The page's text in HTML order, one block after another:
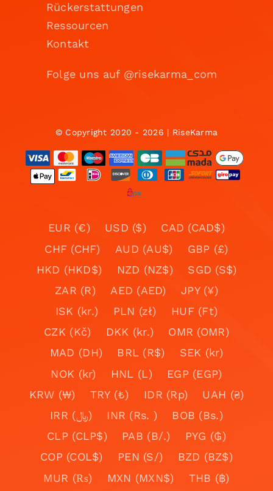
Rückerstattungen
Ressourcen
Kontakt
Folge uns auf @risekarma_com
© Copyright 2020 - 2026 | RiseKarma
EUR (€) USD ($)
CAD (CAD$)
CHF (CHF)
AUD (AU$)
GBP (£)
HKD (HKD$)
NZD (NZ$)
SGD (S$)
ZAR (R)
AED (AED)
JPY (¥)
ISK (kr.)
PLN (zł)
HUF (Ft)
CZK (Kč)
DKK (kr.)
OMR (OMR)
MAD (DH)
BRL (R$)
SEK (kr)
NOK (kr)
HNL (L)
EGP (EGP)
KRW (₩)
TRY (₺) IDR (Rp)
UAH (₴)
IRR (﷼)
INR (Rs. )
BOB (Bs.)
CLP (CLP$)
PAB (B/.)
PYG (₲)
COP (COL$)
PEN (S/)
BZD (BZ$)
MUR (₨)
MXN (MXN$)
THB (฿)